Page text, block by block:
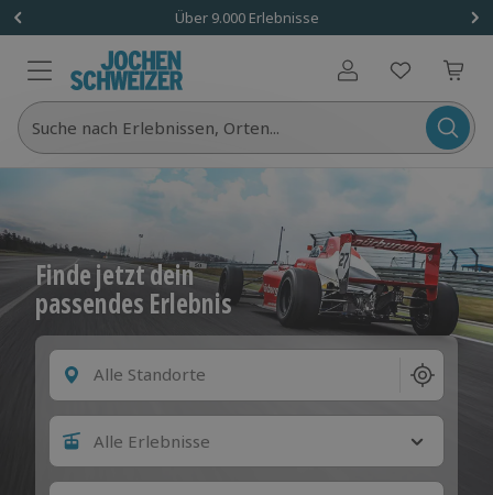
Über 9.000 Erlebnisse
Benutzerkonto
Suche nach Erlebnissen, Orten...
Finde jetzt dein
passendes Erlebnis
Alle Standorte
Alle Erlebnisse